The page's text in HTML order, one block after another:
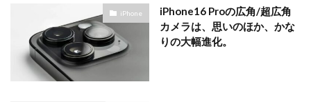
iPhone
iPhone16 Proの広角/超広角
カメラは、思いのほか、かな
りの大幅進化。